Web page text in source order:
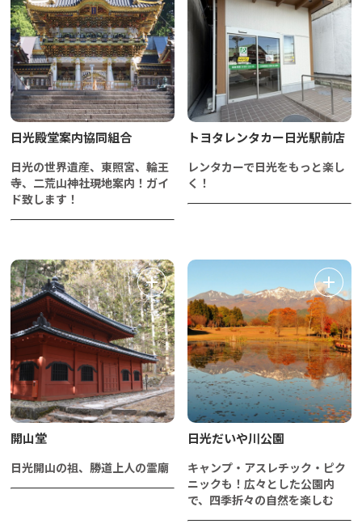
日光殿堂案内協同組合
日光の世界遺産、東照宮、輪王
寺、二荒山神社現地案内！ガイ
ド致します！
トヨタレンタカー日光駅前店
レンタカーで日光をもっと楽し
く！
開山堂
日光開山の祖、勝道上人の霊廟
日光だいや川公園
キャンプ・アスレチック・ピク
ニックも！広々とした公園内
で、四季折々の自然を楽しむ